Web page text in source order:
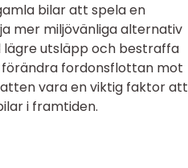
bilar att spela en
mer miljövänliga alternativ
utsläpp och bestraffa
fordonsflottan mot
vara en viktig faktor att
i framtiden.